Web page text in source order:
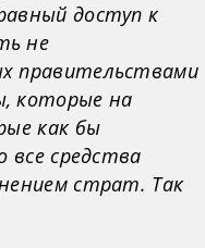
доступ к
не
правительствами
которые на
как бы
все средства
страт. Так